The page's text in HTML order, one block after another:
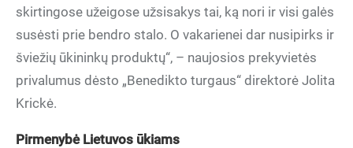
skirtingose užeigose užsisakys tai, ką nori ir visi galės
susėsti prie bendro stalo. O vakarienei dar nusipirks ir
šviežių ūkininkų produktų“, – naujosios prekyvietės
privalumus dėsto „Benedikto turgaus“ direktorė Jolita
Krickė.
Pirmenybė Lietuvos ūkiams